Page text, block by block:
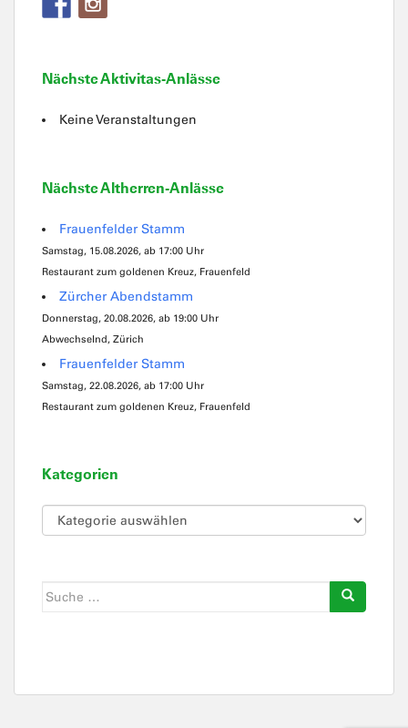
Nächste Aktivitas-Anlässe
Keine Veranstaltungen
Nächste Altherren-Anlässe
Frauenfelder Stamm
Samstag, 15.08.2026, ab 17:00 Uhr
Restaurant zum goldenen Kreuz, Frauenfeld
Zürcher Abendstamm
Donnerstag, 20.08.2026, ab 19:00 Uhr
Abwechselnd, Zürich
Frauenfelder Stamm
Samstag, 22.08.2026, ab 17:00 Uhr
Restaurant zum goldenen Kreuz, Frauenfeld
Kategorien
Kategorien
Suche